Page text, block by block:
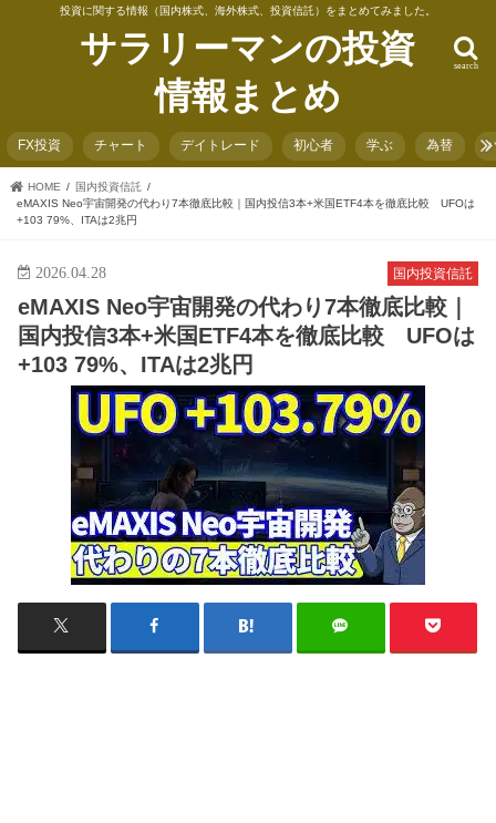
投資に関する情報（国内株式、海外株式、投資信託）をまとめてみました。
サラリーマンの投資
情報まとめ
search
FX投資 チャート デイトレード 初心者 学ぶ 為替
HOME
国内投資信託
eMAXIS Neo宇宙開発の代わり7本徹底比較｜国内投信3本+米国ETF4本を徹底比較 UFOは
+103 79%、ITAは2兆円
国内投資信託
2026.04.28
eMAXIS Neo宇宙開発の代わり7本徹底比較｜
国内投信3本+米国ETF4本を徹底比較 UFOは
+103 79%、ITAは2兆円